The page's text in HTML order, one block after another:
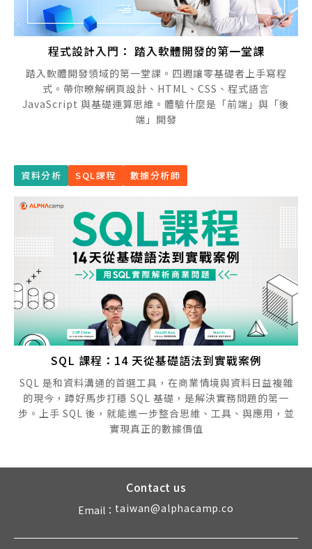
程式設計入門： 踏入軟體開發的第一堂課
踏入軟體開發領域的第一堂課。四週讓零基礎者上手寫程
式。帶你暸解網頁設計、HTML、CSS、程式語言
JavaScript 與基礎運算思維。體驗什麼是「前端」與「後
端」開發
資料分析 SQL課程 數據分析師
SQL 課程：14 天從基礎語法到實戰案例
SQL 是和資料溝通的首選工具，在商業情境與資料日益複雜
的現今，蹲好馬步打穩 SQL 基礎，是解決實務問題的第一
步。上手 SQL 後，就能進一步整合思維、工具、與應用，並
實現真正的數據價值
Contact us
Email： taiwan@alphacamp.co